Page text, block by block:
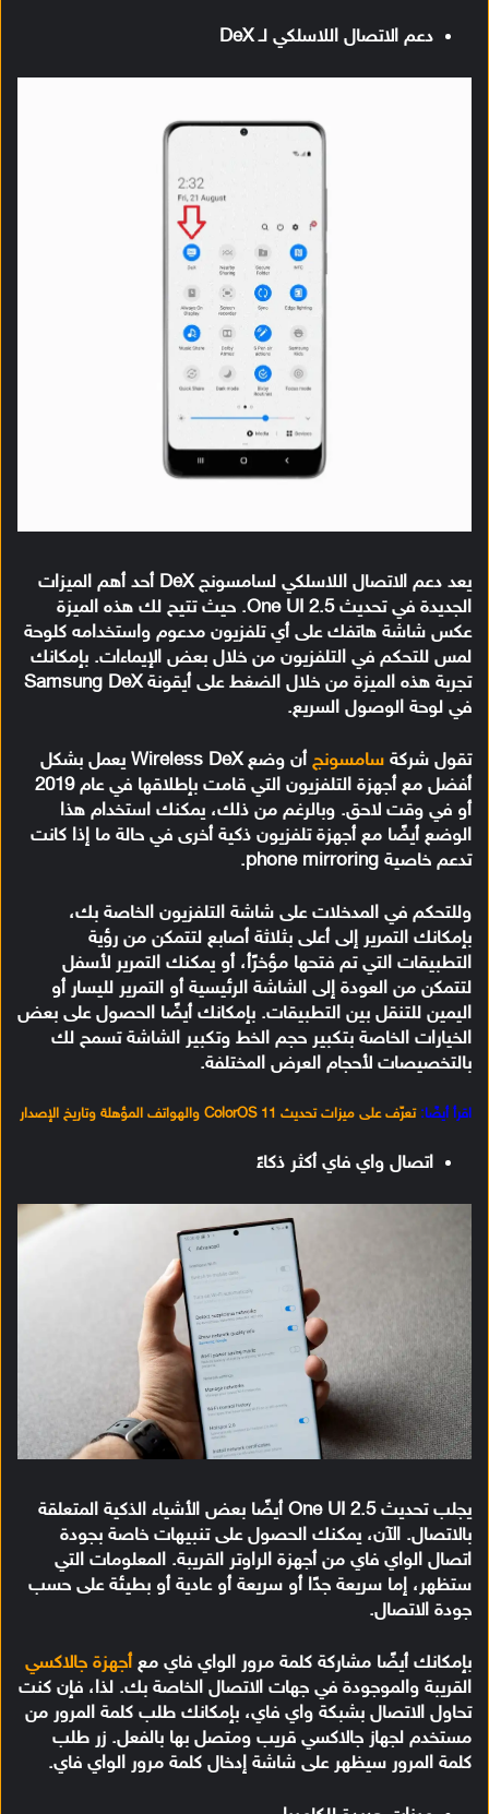
دعم الاتصال اللاسلكي لـ DeX
يعد دعم الاتصال اللاسلكي لسامسونج DeX أحد أهم الميزات
الجديدة في تحديث One UI 2.5. حيث تتيح لك هذه الميزة
عكس شاشة هاتفك على أي تلفزيون مدعوم واستخدامه كلوحة
لمس للتحكم في التلفزيون من خلال بعض الإيماءات. بإمكانك
تجربة هذه الميزة من خلال الضغط على أيقونة Samsung DeX
في لوحة الوصول السريع.
تقول شركة سامسونج
أن وضع Wireless DeX يعمل بشكل
أفضل مع أجهزة التلفزيون التي قامت بإطلاقها في عام 2019
أو في وقت لاحق. وبالرغم من ذلك، يمكنك استخدام هذا
الوضع أيضًا مع أجهزة تلفزيون ذكية أخرى في حالة ما إذا كانت
تدعم خاصية phone mirroring.
وللتحكم في المدخلات على شاشة التلفزيون الخاصة بك،
بإمكانك التمرير إلى أعلى بثلاثة أصابع لتتمكن من رؤية
التطبيقات التي تم فتحها مؤخرًأ، أو يمكنك التمرير لأسفل
لتتمكن من العودة إلى الشاشة الرئيسية أو التمرير لليسار أو
اليمين للتنقل بين التطبيقات. بإمكانك أيضًا الحصول على بعض
الخيارات الخاصة بتكبير حجم الخط وتكبير الشاشة تسمح لك
بالتخصيصات لأحجام العرض المختلفة.
اقرأ أيضًا: تعرّف على ميزات تحديث ColorOS 11 والهواتف المؤهلة وتاريخ الإصدار
اتصال واي فاي أكثر ذكاءً
يجلب تحديث One UI 2.5 أيضًا بعض الأشياء الذكية المتعلقة
بالاتصال. الآن، يمكنك الحصول على تنبيهات خاصة بجودة
اتصال الواي فاي من أجهزة الراوتر القريبة. المعلومات التي
ستظهر، إما سريعة جدًا أو سريعة أو عادية أو بطيئة على حسب
جودة الاتصال.
بإمكانك أيضًا مشاركة كلمة مرور الواي فاي معأجهزة جالاكسي
القريبة والموجودة في جهات الاتصال الخاصة بك. لذا، فإن كنت
تحاول الاتصال بشبكة واي فاي، بإمكانك طلب كلمة المرور من
مستخدم لجهاز جالاكسي قريب ومتصل بها بالفعل. زر طلب
كلمة المرور سيظهر على شاشة إدخال كلمة مرور الواي فاي.